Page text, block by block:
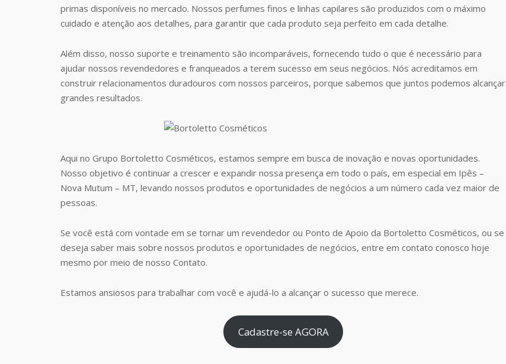
primas disponíveis no mercado. Nossos perfumes finos e linhas capilares são produzidos com o máximo
cuidado e atenção aos detalhes, para garantir que cada produto seja perfeito em cada detalhe.
Além disso, nosso suporte e treinamento são incomparáveis, fornecendo tudo o que é necessário para
ajudar nossos revendedores e franqueados a terem sucesso em seus negócios. Nós acreditamos em
construir relacionamentos duradouros com nossos parceiros, porque sabemos que juntos podemos alcançar
grandes resultados.
Aqui no Grupo Bortoletto Cosméticos, estamos sempre em busca de inovação e novas oportunidades.
Nosso objetivo é continuar a crescer e expandir nossa presença em todo o país, em especial em Ipês –
Nova Mutum – MT, levando nossos produtos e oportunidades de negócios a um número cada vez maior de
pessoas.
Se você está com vontade em se tornar um revendedor ou Ponto de Apoio da Bortoletto Cosméticos, ou se
deseja saber mais sobre nossos produtos e oportunidades de negócios, entre em contato conosco hoje
mesmo por meio de nosso Contato.
Estamos ansiosos para trabalhar com você e ajudá-lo a alcançar o sucesso que merece.
Cadastre-se AGORA